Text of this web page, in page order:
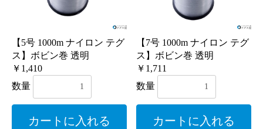
【5号 1000m ナイロン テグ
ス】ボビン巻 透明
￥1,410
数量
カートに入れる
【7号 1000m ナイロン テグ
ス】ボビン巻 透明
￥1,711
数量
カートに入れる